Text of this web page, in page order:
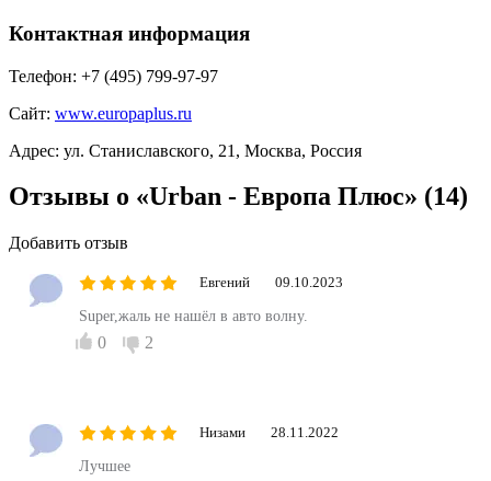
Контактная информация
Телефон: +7 (495) 799-97-97
Сайт: www.europaplus.ru
Адрес: ул. Станиславского, 21, Москва, Россия
Отзывы о «Urban - Европа Плюс» (14)
Добавить отзыв
Евгений 09.10.2023
Super,жаль не нашёл в авто волну.
0 2
Низами 28.11.2022
Лучшее